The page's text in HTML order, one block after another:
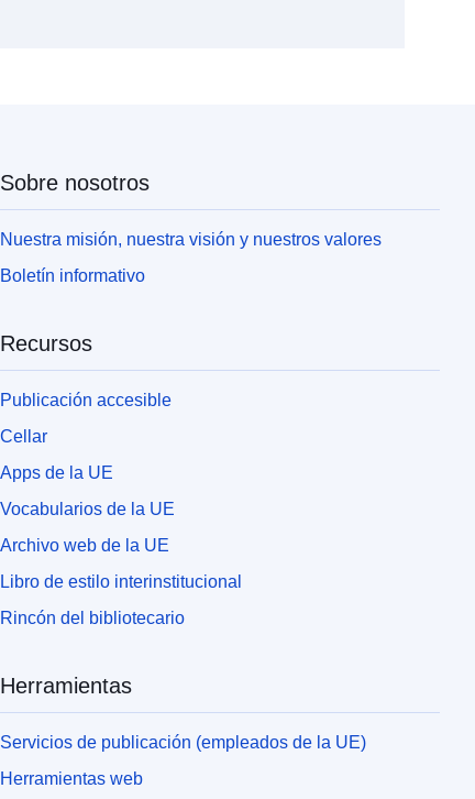
Sobre nosotros
Nuestra misión, nuestra visión y nuestros valores
Boletín informativo
Recursos
Publicación accesible
Cellar
Apps de la UE
Vocabularios de la UE
Archivo web de la UE
Libro de estilo interinstitucional
Rincón del bibliotecario
Herramientas
Servicios de publicación (empleados de la UE)
Herramientas web